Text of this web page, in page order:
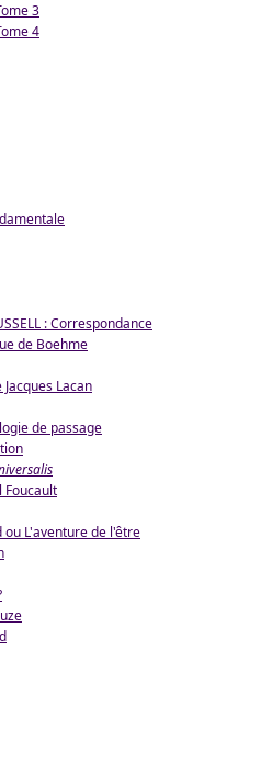
3
4
: Correspondance
de Boehme
Lacan
de passage
Foucault
ou L'aventure de l'être